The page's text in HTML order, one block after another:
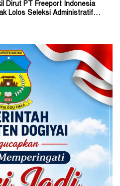
Dirut PT Freeport Indonesia
Lolos Seleksi Administratif